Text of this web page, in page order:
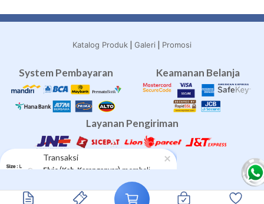
Katalog Produk | Galeri | Promosi
System Pembayaran Keamanan Belanja
Layanan Pengiriman
Elvie(Kab. Karanganyar) membeli